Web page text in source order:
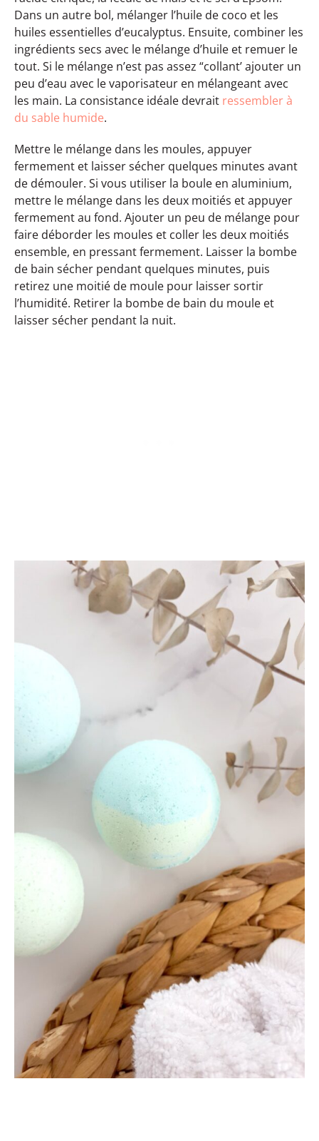
Dans un autre bol, mélanger l’huile de coco et les
huiles essentielles d’eucalyptus. Ensuite, combiner les
ingrédients secs avec le mélange d’huile et remuer le
tout. Si le mélange n’est pas assez “collant’ ajouter un
peu d’eau avec le vaporisateur en mélangeant avec
les main. La consistance idéale devrait ressembler à
du sable humide.
Mettre le mélange dans les moules, appuyer
fermement et laisser sécher quelques minutes avant
de démouler. Si vous utiliser la boule en aluminium,
mettre le mélange dans les deux moitiés et appuyer
fermement au fond. Ajouter un peu de mélange pour
faire déborder les moules et coller les deux moitiés
ensemble, en pressant fermement. Laisser la bombe
de bain sécher pendant quelques minutes, puis
retirez une moitié de moule pour laisser sortir
l’humidité. Retirer la bombe de bain du moule et
laisser sécher pendant la nuit.